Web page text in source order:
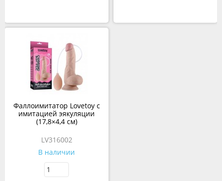
Фаллоимитатор Lovetoy с
имитацией эякуляции
(17,8×4,4 см)
LV316002
В наличии